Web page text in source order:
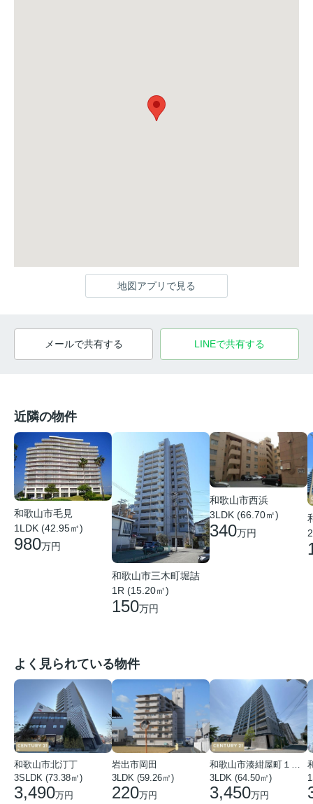
地図アプリで見る
メールで共有する LINEで共有する
近隣の物件
和歌山市毛見
1LDK (42.95㎡)
980万円
和歌山市三木町堀詰
1R (15.20㎡)
150万円
和歌山市西浜
3LDK (66.70㎡)
340万円
よく見られている物件
和歌山市北汀丁
3SLDK (73.38㎡)
3,490万円
岩出市岡田
3LDK (59.26㎡)
220万円
3LDK (64.50㎡)
3,450万円